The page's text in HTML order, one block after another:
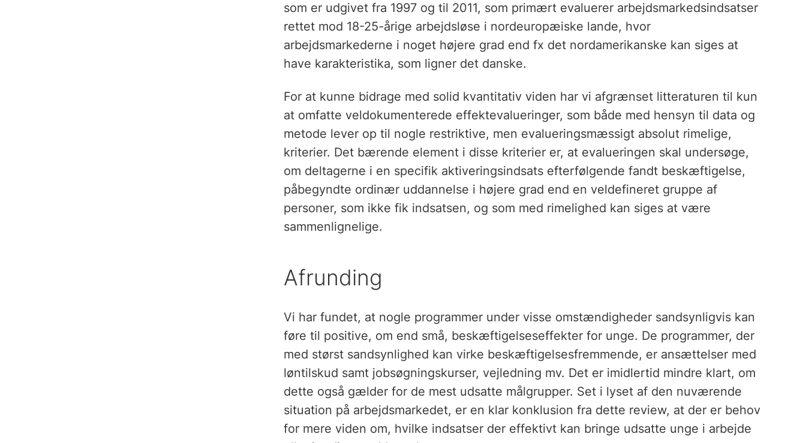
som er udgivet fra 1997 og til 2011, som primært evaluerer arbejdsmarkedsindsatser
rettet mod 18-25-årige arbejdsløse i nordeuropæiske lande, hvor
arbejdsmarkederne i noget højere grad end fx det nordamerikanske kan siges at
have karakteristika, som ligner det danske.
For at kunne bidrage med solid kvantitativ viden har vi afgrænset litteraturen til kun
at omfatte veldokumenterede effektevalueringer, som både med hensyn til data og
metode lever op til nogle restriktive, men evalueringsmæssigt absolut rimelige,
kriterier. Det bærende element i disse kriterier er, at evalueringen skal undersøge,
om deltagerne i en specifik aktiveringsindsats efterfølgende fandt beskæftigelse,
påbegyndte ordinær uddannelse i højere grad end en veldefineret gruppe af
personer, som ikke fik indsatsen, og som med rimelighed kan siges at være
sammenlignelige.
Afrunding
Vi har fundet, at nogle programmer under visse omstændigheder sandsynligvis kan
føre til positive, om end små, beskæftigelseseffekter for unge. De programmer, der
med størst sandsynlighed kan virke beskæftigelsesfremmende, er ansættelser med
løntilskud samt jobsøgningskurser, vejledning mv. Det er imidlertid mindre klart, om
dette også gælder for de mest udsatte målgrupper. Set i lyset af den nuværende
situation på arbejdsmarkedet, er en klar konklusion fra dette review, at der er behov
for mere viden om, hvilke indsatser der effektivt kan bringe udsatte unge i arbejde